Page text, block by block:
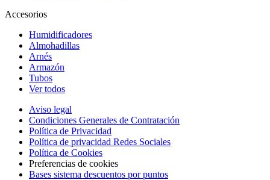
Accesorios
Humidificadores
Almohadillas
Arnés
Armazón
Tubos
Ver todos
Aviso legal
Condiciones Generales de Contratación
Política de Privacidad
Política de privacidad Redes Sociales
Política de Cookies
Preferencias de cookies
Bases sistema descuentos por puntos